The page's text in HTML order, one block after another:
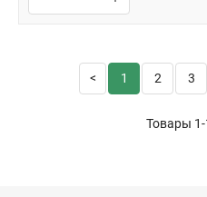
1 2 3
Товары 1-